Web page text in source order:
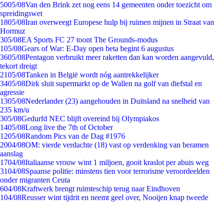
5005/08Van den Brink zet nog eens 14 gemeenten onder toezicht om
spreidingswet
1805/08Iran overweegt Europese hulp bij ruimen mijnen in Straat van
Hormuz
305/08EA Sports FC 27 toont The Grounds-modus
105/08Gears of War: E-Day open beta begint 6 augustus
3605/08Pentagon verbruikt meer raketten dan kan worden aangevuld,
tekort dreigt
2105/08Tanken in België wordt nóg aantrekkelijker
3405/08Dirk sluit supermarkt op de Wallen na golf van diefstal en
agressie
1305/08Nederlander (23) aangehouden in Duitsland na snelheid van
235 km/u
305/08Gedurfd NEC blijft overeind bij Olympiakos
1405/08Long live the 7th of October
1205/08Random Pics van de Dag #1976
2004/08OM: vierde verdachte (18) vast op verdenking van beramen
aanslag
1704/08Italiaanse vrouw wint 1 miljoen, gooit kraslot per abuis weg
3104/08Spaanse politie: minstens tien voor terrorisme veroordeelden
onder migranten Ceuta
604/08Kraftwerk brengt ruimteschip terug naar Eindhoven
104/08Reusser wint tijdrit en neemt geel over, Nooijen knap tweede